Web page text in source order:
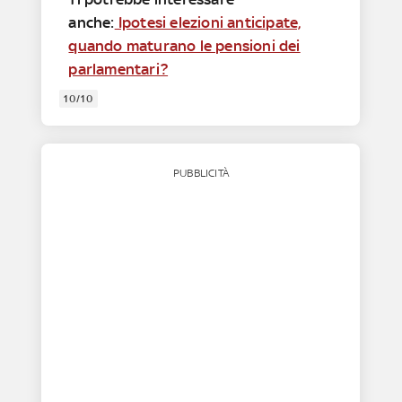
anche: Ipotesi elezioni anticipate,
quando maturano le pensioni dei
parlamentari?
10/10
PUBBLICITÀ